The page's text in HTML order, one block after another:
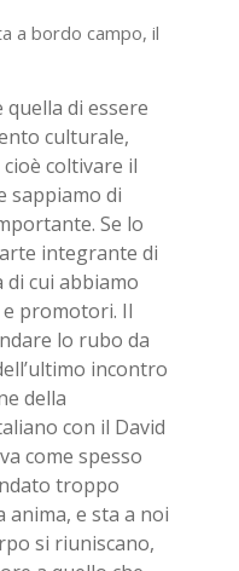
a bordo campo, il
quella di essere
culturale,
coltivare il
sappiamo di
Se lo
integrante di
di cui abbiamo
promotori. Il
lo rubo da
incontro
della
con il David
come spesso
troppo
e sta a noi
si riuniscano,